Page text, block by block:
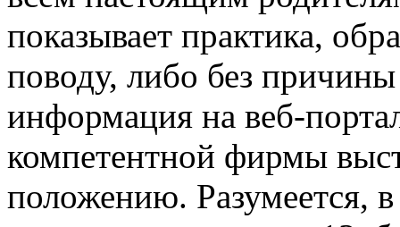
показывает практика,
поводу, либо без причины
информация на веб-
компетентной фирмы
положению. Разумеется,